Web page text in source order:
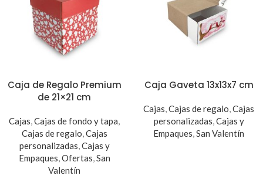
Caja de Regalo Premium
de 21×21 cm
Cajas,Cajas de fondo y tapa,
Cajas de regalo,Cajas
personalizadas,Cajas y
Empaques,Ofertas,San
Valentín
Caja Gaveta 13x13x7 cm
Cajas,Cajas de regalo,Cajas
personalizadas,Cajas y
Empaques,San Valentín